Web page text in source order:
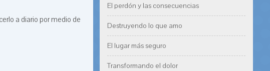
a diario por medio de
El perdón y las consecuencias
Destruyendo lo que amo
El lugar más seguro
Transformando el dolor